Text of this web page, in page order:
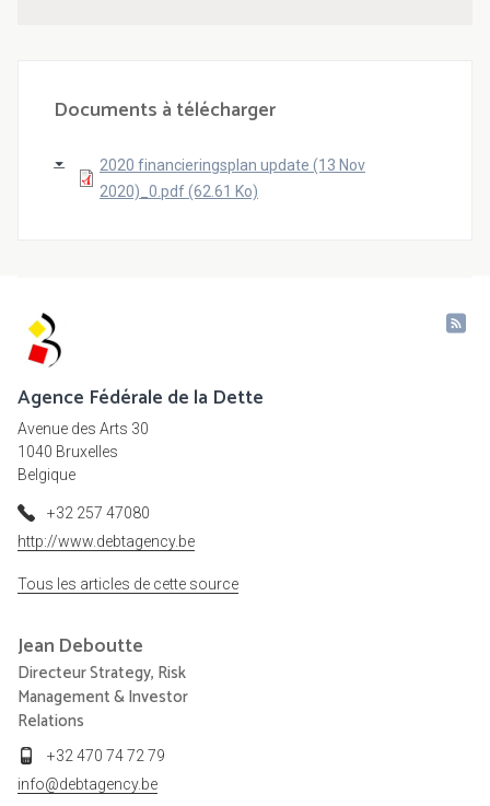
Documents à télécharger
2020 financieringsplan update (13 Nov
2020)_0.pdf (62.61 Ko)
Agence Fédérale de la Dette
Avenue des Arts 30
1040 Bruxelles
Belgique
+32 257 47080
http://www.debtagency.be
Tous les articles de cette source
Jean Deboutte
Directeur Strategy, Risk
Management & Investor
Relations
+32 470 74 72 79
info@debtagency.be